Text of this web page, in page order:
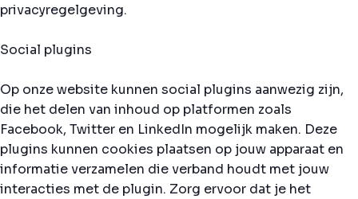
privacyregelgeving.
Social plugins
Op onze website kunnen social plugins aanwezig zijn,
die het delen van inhoud op platformen zoals
Facebook, Twitter en LinkedIn mogelijk maken. Deze
plugins kunnen cookies plaatsen op jouw apparaat en
informatie verzamelen die verband houdt met jouw
interacties met de plugin. Zorg ervoor dat je het